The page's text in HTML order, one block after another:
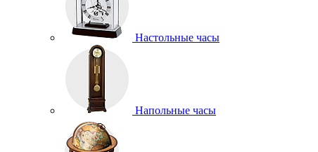
Настольные часы
Напольные часы